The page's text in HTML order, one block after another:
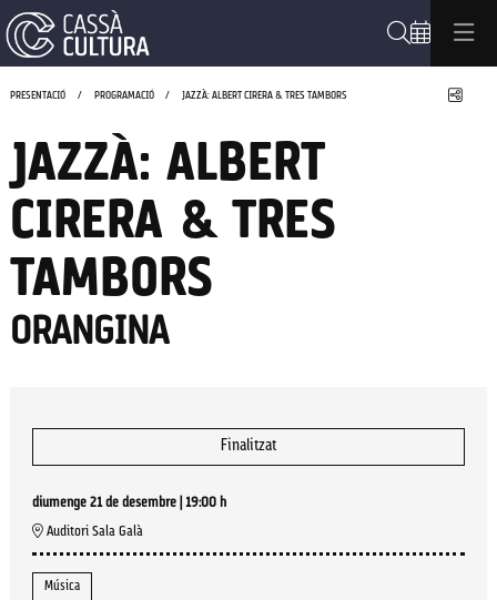
PRESENTACIÓ PROGRAMACIÓ JAZZÀ: ALBERT CIRERA & TRES TAMBORS
JAZZÀ: ALBERT
CIRERA & TRES
TAMBORS
ORANGINA
Finalitzat
diumenge 21 de desembre
19:00 h
Auditori Sala Galà
Música